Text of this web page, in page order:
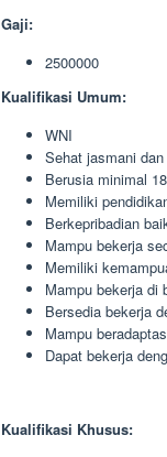
Gaji:
2500000
Kualifikasi Umum:
WNI
Sehat jasmani
Berusia minimal
Memiliki
Berkepribadian
Mampu bekerja
Memiliki
Mampu bekerja di
Bersedia bekerja
Mampu
Dapat bekerja
Kualifikasi Khusus: